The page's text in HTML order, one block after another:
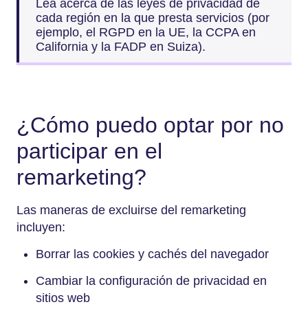
Lea acerca de las leyes de privacidad de
cada región en la que presta servicios (por
ejemplo, el RGPD en la UE, la CCPA en
California y la FADP en Suiza).
¿Cómo puedo optar por no
participar en el
remarketing?
Las maneras de excluirse del remarketing
incluyen:
Borrar las cookies y cachés del navegador
Cambiar la configuración de privacidad en
sitios web